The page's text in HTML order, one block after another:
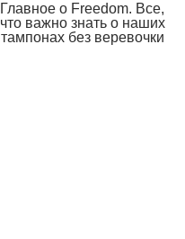
Главное о Freedom. Все,
что важно знать о наших
тампонах без веревочки